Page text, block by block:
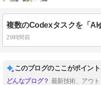
29時間前
このブログのここがポイント
最新技術、アウ